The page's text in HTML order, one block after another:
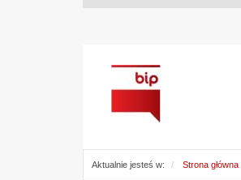
Aktualnie jesteś w: Strona główna